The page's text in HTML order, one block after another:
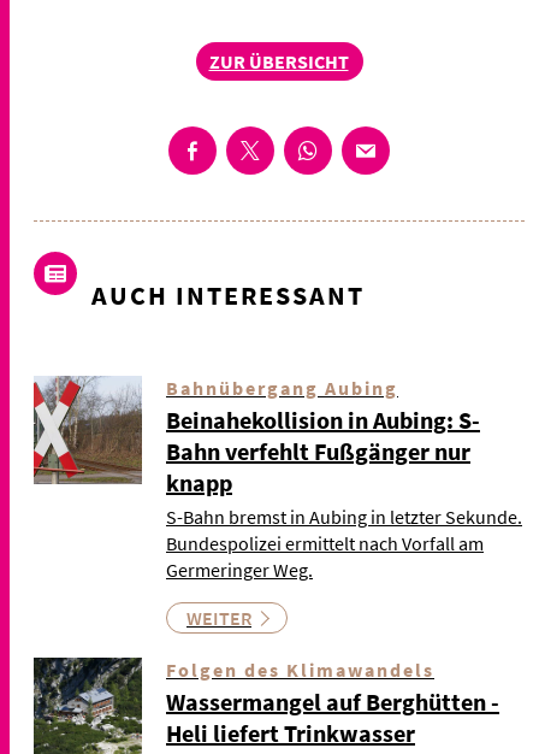
ZUR ÜBERSICHT
AUCH INTERESSANT
Bahnübergang Aubing
Beinahekollision in Aubing: S-
Bahn verfehlt Fußgänger nur
knapp
S-Bahn bremst in Aubing in letzter Sekunde.
Bundespolizei ermittelt nach Vorfall am
Germeringer Weg.
WEITER
Folgen des Klimawandels
Wassermangel auf Berghütten -
Heli liefert Trinkwasser